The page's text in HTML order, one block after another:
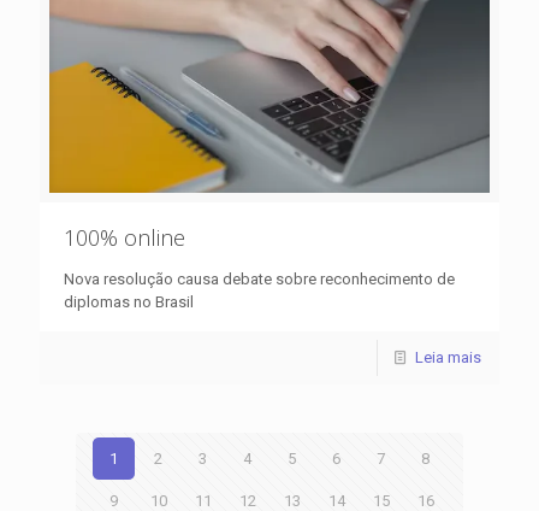
100% online
Nova resolução causa debate sobre reconhecimento de
diplomas no Brasil
Leia mais
1 2 3 4 5 6 7 8
9 10 11 12 13 14 15 16